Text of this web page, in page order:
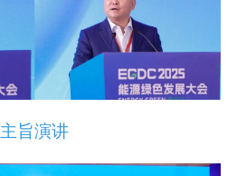
主旨演讲